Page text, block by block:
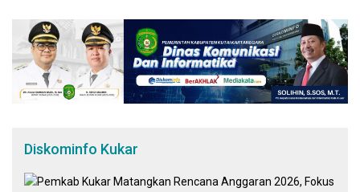
Diskominfo Kukar